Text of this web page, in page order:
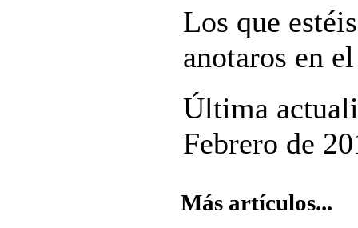
Los que
anotaros en
Última
Febrero de
Más artículos...